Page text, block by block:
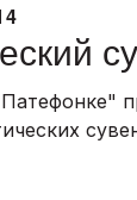
проведённых
мест